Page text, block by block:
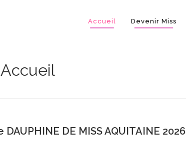
Accueil Devenir Miss
Accueil
DE MISS AQUITAINE 2026